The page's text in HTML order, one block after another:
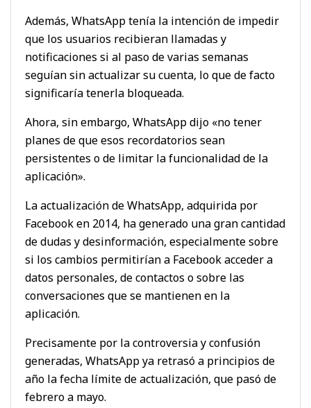
Además, WhatsApp tenía la intención de impedir
que los usuarios recibieran llamadas y
notificaciones si al paso de varias semanas
seguían sin actualizar su cuenta, lo que de facto
significaría tenerla bloqueada.
Ahora, sin embargo, WhatsApp dijo «no tener
planes de que esos recordatorios sean
persistentes o de limitar la funcionalidad de la
aplicación».
La actualización de WhatsApp, adquirida por
Facebook en 2014, ha generado una gran cantidad
de dudas y desinformación, especialmente sobre
si los cambios permitirían a Facebook acceder a
datos personales, de contactos o sobre las
conversaciones que se mantienen en la
aplicación.
Precisamente por la controversia y confusión
generadas, WhatsApp ya retrasó a principios de
año la fecha límite de actualización, que pasó de
febrero a mayo.